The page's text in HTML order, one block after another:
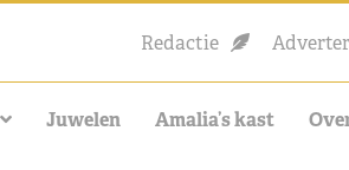
Redactie
Juwelen Amalia’s kast